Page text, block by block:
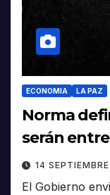
ECONOMIA LA PAZ
Norma
serán entre
14
El Gobierno